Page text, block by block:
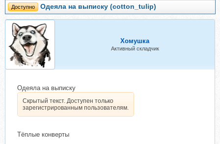
Доступно Одеяла на выписку (cotton_tulip)
Хомушка
Активный складчик
Одеяла на выписку
Скрытый текст. Доступен только
зарегистрированным пользователям.
Тёплые конверты